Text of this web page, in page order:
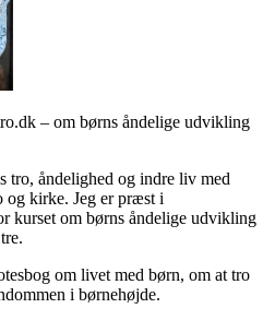
– om børns åndelige udvikling
tro, åndelighed og indre liv med
og kirke. Jeg er præst i
kurset om børns åndelige udvikling
om livet med børn, om at tro
i børnehøjde.